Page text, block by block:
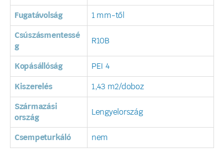
Fugatávolság 1 mm-től
Csúszásmentessé
g
R10B
Kopásállóság PEI 4
Kiszerelés 1,43 m2/doboz
Származási
ország
Lengyelország
Csempeturkáló nem